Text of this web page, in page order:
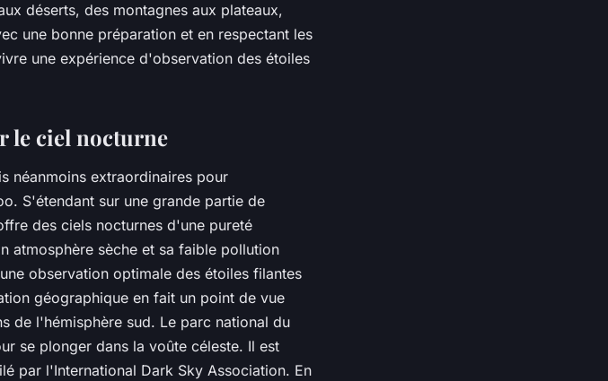
déserts, des montagnes aux plateaux,
une bonne préparation et en respectant les
une expérience d'observation des étoiles
le ciel nocturne
néanmoins extraordinaires pour
S'étendant sur une grande partie de
des ciels nocturnes d'une pureté
atmosphère sèche et sa faible pollution
observation optimale des étoiles filantes
géographique en fait un point de vue
de l'hémisphère sud. Le parc national du
se plonger dans la voûte céleste. Il est
par l'International Dark Sky Association. En